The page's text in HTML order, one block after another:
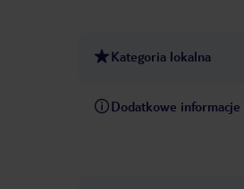
Kategoria lokalna
Dodatkowe informacje